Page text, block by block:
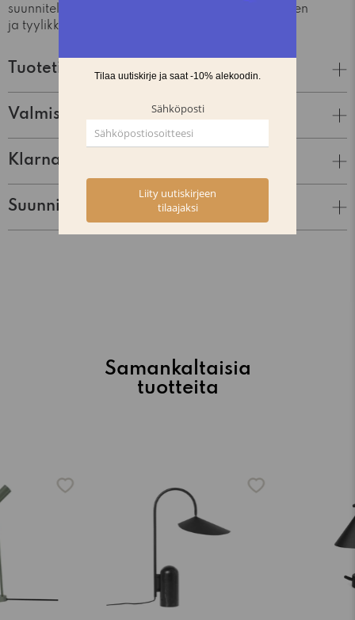
suunniteltu kokonaisuus, joka yhdistää toimivuuden
ja tyylikkään muotoilun.
Tuotetiedot
Valmistaja
Klarna Lasku & Tili
Suunnittelija
Samankaltaisia
tuotteita